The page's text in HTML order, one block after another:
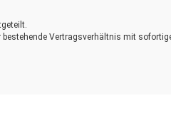
Vertragsverhältnis mit